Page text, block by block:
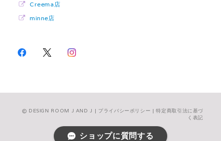
Creema店
minne店
DESIGN ROOM J AND J | プライバシーポリシー |特定商取引法に基づ
く表記
ショップに質問する